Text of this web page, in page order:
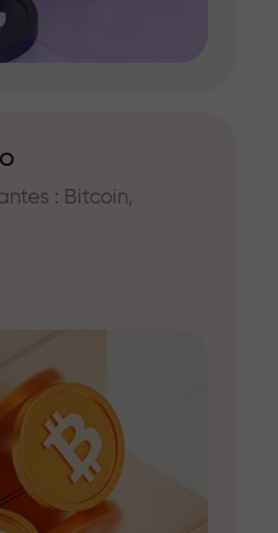
: Bitcoin,